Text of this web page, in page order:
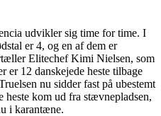
udvikler sig time for time. I
er 4, og en af dem er
Elitechef Kimi Nielsen, som
12 danskejede heste tilbage
nu sidder fast på ubestemt
heste kom ud fra stævnepladsen,
i karantæne.